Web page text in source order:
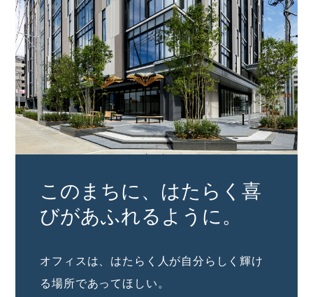
このまちに、はたらく喜
びがあふれるように。
オフィスは、はたらく人が自分らしく輝け
る場所であってほしい。